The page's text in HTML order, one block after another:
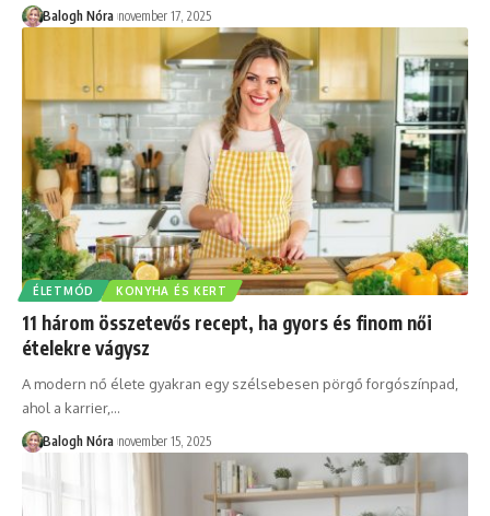
Balogh Nóra november 17, 2025
ÉLETMÓD KONYHA ÉS KERT
11 három összetevős recept, ha gyors és finom női
ételekre vágysz
A modern nő élete gyakran egy szélsebesen pörgő forgószínpad,
ahol a karrier,…
Balogh Nóra november 15, 2025